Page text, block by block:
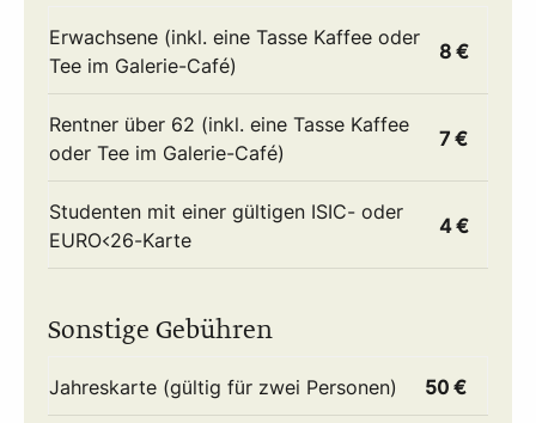
Erwachsene (inkl. eine Tasse Kaffee oder
Tee im Galerie-Café)
8 €
Rentner über 62 (inkl. eine Tasse Kaffee
oder Tee im Galerie-Café)
7 €
Studenten mit einer gültigen ISIC- oder
EURO<26-Karte
4 €
Sonstige Gebühren
Jahreskarte (gültig für zwei Personen) 50 €